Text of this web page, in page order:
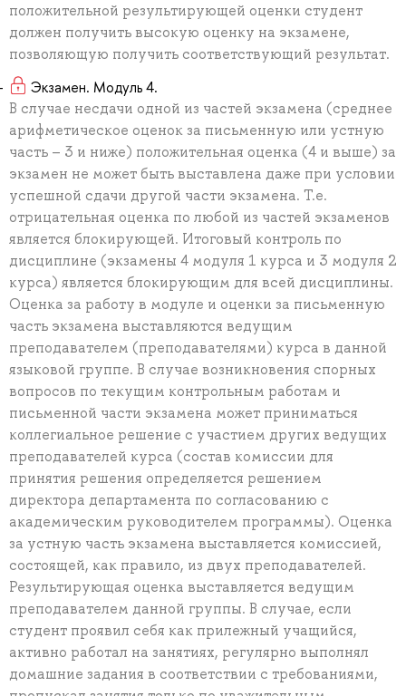
положительной результирующей оценки студент
должен получить высокую оценку на экзамене,
позволяющую получить соответствующий результат.
Экзамен. Модуль 4.
В случае несдачи одной из частей экзамена (среднее
арифметическое оценок за письменную или устную
часть – 3 и ниже) положительная оценка (4 и выше) за
экзамен не может быть выставлена даже при условии
успешной сдачи другой части экзамена. Т.е.
отрицательная оценка по любой из частей экзаменов
является блокирующей. Итоговый контроль по
дисциплине (экзамены 4 модуля 1 курса и 3 модуля 2
курса) является блокирующим для всей дисциплины.
Оценка за работу в модуле и оценки за письменную
часть экзамена выставляются ведущим
преподавателем (преподавателями) курса в данной
языковой группе. В случае возникновения спорных
вопросов по текущим контрольным работам и
письменной части экзамена может приниматься
коллегиальное решение с участием других ведущих
преподавателей курса (состав комиссии для
принятия решения определяется решением
директора департамента по согласованию с
академическим руководителем программы). Оценка
за устную часть экзамена выставляется комиссией,
состоящей, как правило, из двух преподавателей.
Результирующая оценка выставляется ведущим
преподавателем данной группы. В случае, если
студент проявил себя как прилежный учащийся,
активно работал на занятиях, регулярно выполнял
домашние задания в соответствии с требованиями,